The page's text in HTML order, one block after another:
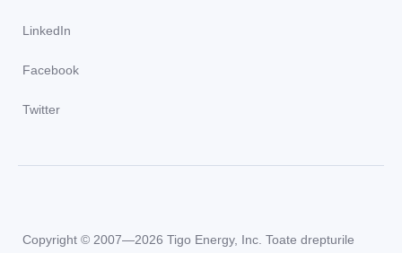
LinkedIn
Facebook
Twitter
Copyright © 2007—2026 Tigo Energy, Inc. Toate drepturile